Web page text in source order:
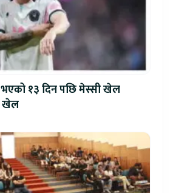
भएको १३ दिन पछि मेस्सी खेल
खेल